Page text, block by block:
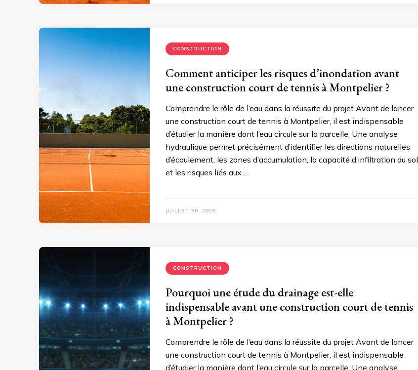
CONSTRUCTION
Comment anticiper les risques d’inondation avant
une construction court de tennis à Montpelier ?
Comprendre le rôle de l’eau dans la réussite du projet Avant de lancer
une construction court de tennis à Montpelier, il est indispensable
d’étudier la manière dont l’eau circule sur la parcelle. Une analyse
hydraulique permet précisément d’identifier les directions naturelles
d’écoulement, les zones d’accumulation, la capacité d’infiltration du sol
et les risques liés aux …
JUILLET 30, 2026
CONSTRUCTION
Pourquoi une étude du drainage est-elle
indispensable avant une construction court de tennis
à Montpelier ?
Comprendre le rôle de l’eau dans la réussite du projet Avant de lancer
une construction court de tennis à Montpelier, il est indispensable
d’étudier la manière dont l’eau circule sur la parcelle. Une analyse